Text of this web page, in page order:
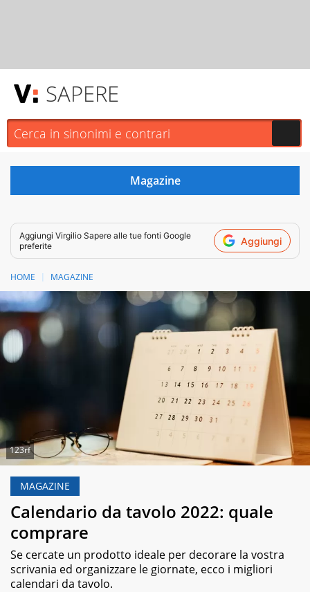
SAPERE
Aggiungi Virgilio Sapere alle tue fonti Google
preferite
Aggiungi
HOME MAGAZINE
123rf
MAGAZINE
Calendario da tavolo 2022: quale
comprare
Se cercate un prodotto ideale per decorare la vostra
scrivania ed organizzare le giornate, ecco i migliori
calendari da tavolo.